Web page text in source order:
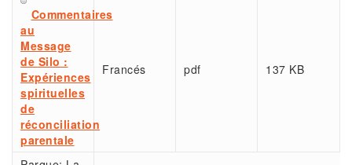
Commentaires
au
Message
de Silo :
Expériences
spirituelles
de
réconciliation
parentale
Francés pdf 137 KB